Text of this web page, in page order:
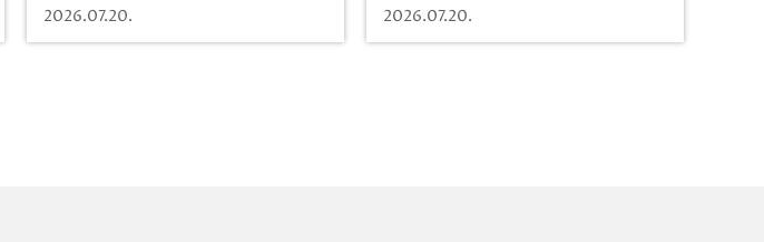
2026.07.20.
Területi Igazgatóság
Debrecen-Miskolc
2026.07.20.